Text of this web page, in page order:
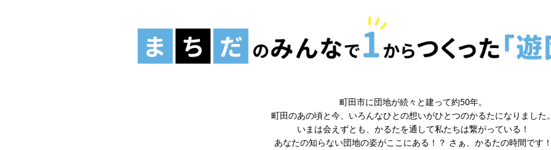
町田市に団地が続々と建って約50年。
町田のあの頃と今、いろんなひとの想いがひとつのかるたになりました
いまは会えずとも、かるたを通して私たちは繋がっている！
あなたの知らない団地の姿がここにある！？ さぁ、かるたの時間です